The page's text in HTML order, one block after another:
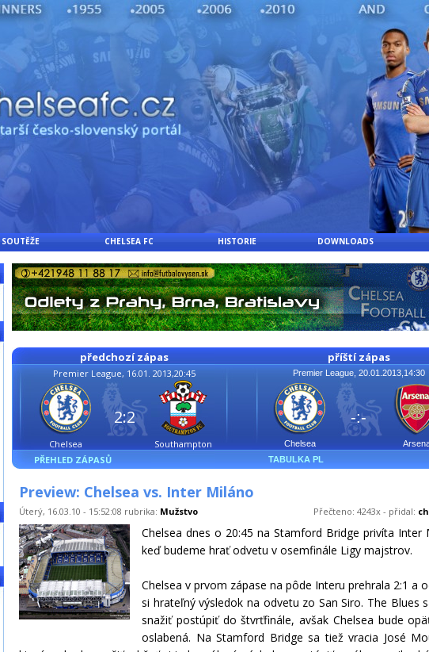
SOUTĚŽE CHELSEA FC HISTORIE DOWNLOADS
předchozí zápas
Premier League, 16.01. 2013,20:45
Chelsea Southampton
2:2
PŘEHLED ZÁPASŮ
příští zápas
Premier League, 20.01.2013,14:30
Chelsea
-:-
TABULKA PL
Preview: Chelsea vs. Inter Miláno
Úterý, 16.03.10 - 15:52:08 rubrika: Mužstvo Přečteno: 4243x - přidal:
Chelsea dnes o 20:45 na Stamford Bridge privíta Inter
keď budeme hrať odvetu v osemfinále Ligy majstrov.
Chelsea v prvom zápase na pôde Interu prehrala 2:1 a
si hrateľný výsledok na odvetu zo San Siro. The Blues
snažiť postúpiť do štvrťfinále, avšak Chelsea bude
oslabená. Na Stamford Bridge sa tiež vracia José